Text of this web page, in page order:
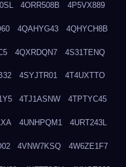
4ORR508B 4P5VX889
4QAHYG43 4QHYCH8B
4QXRDQN7 4S31TENQ
4SYJTR01 4T4UXTTO
4TJ1ASNW 4TPTYC45
4UNHPQM1 4URT243L
4VNW7KSQ 4W6ZE1F7